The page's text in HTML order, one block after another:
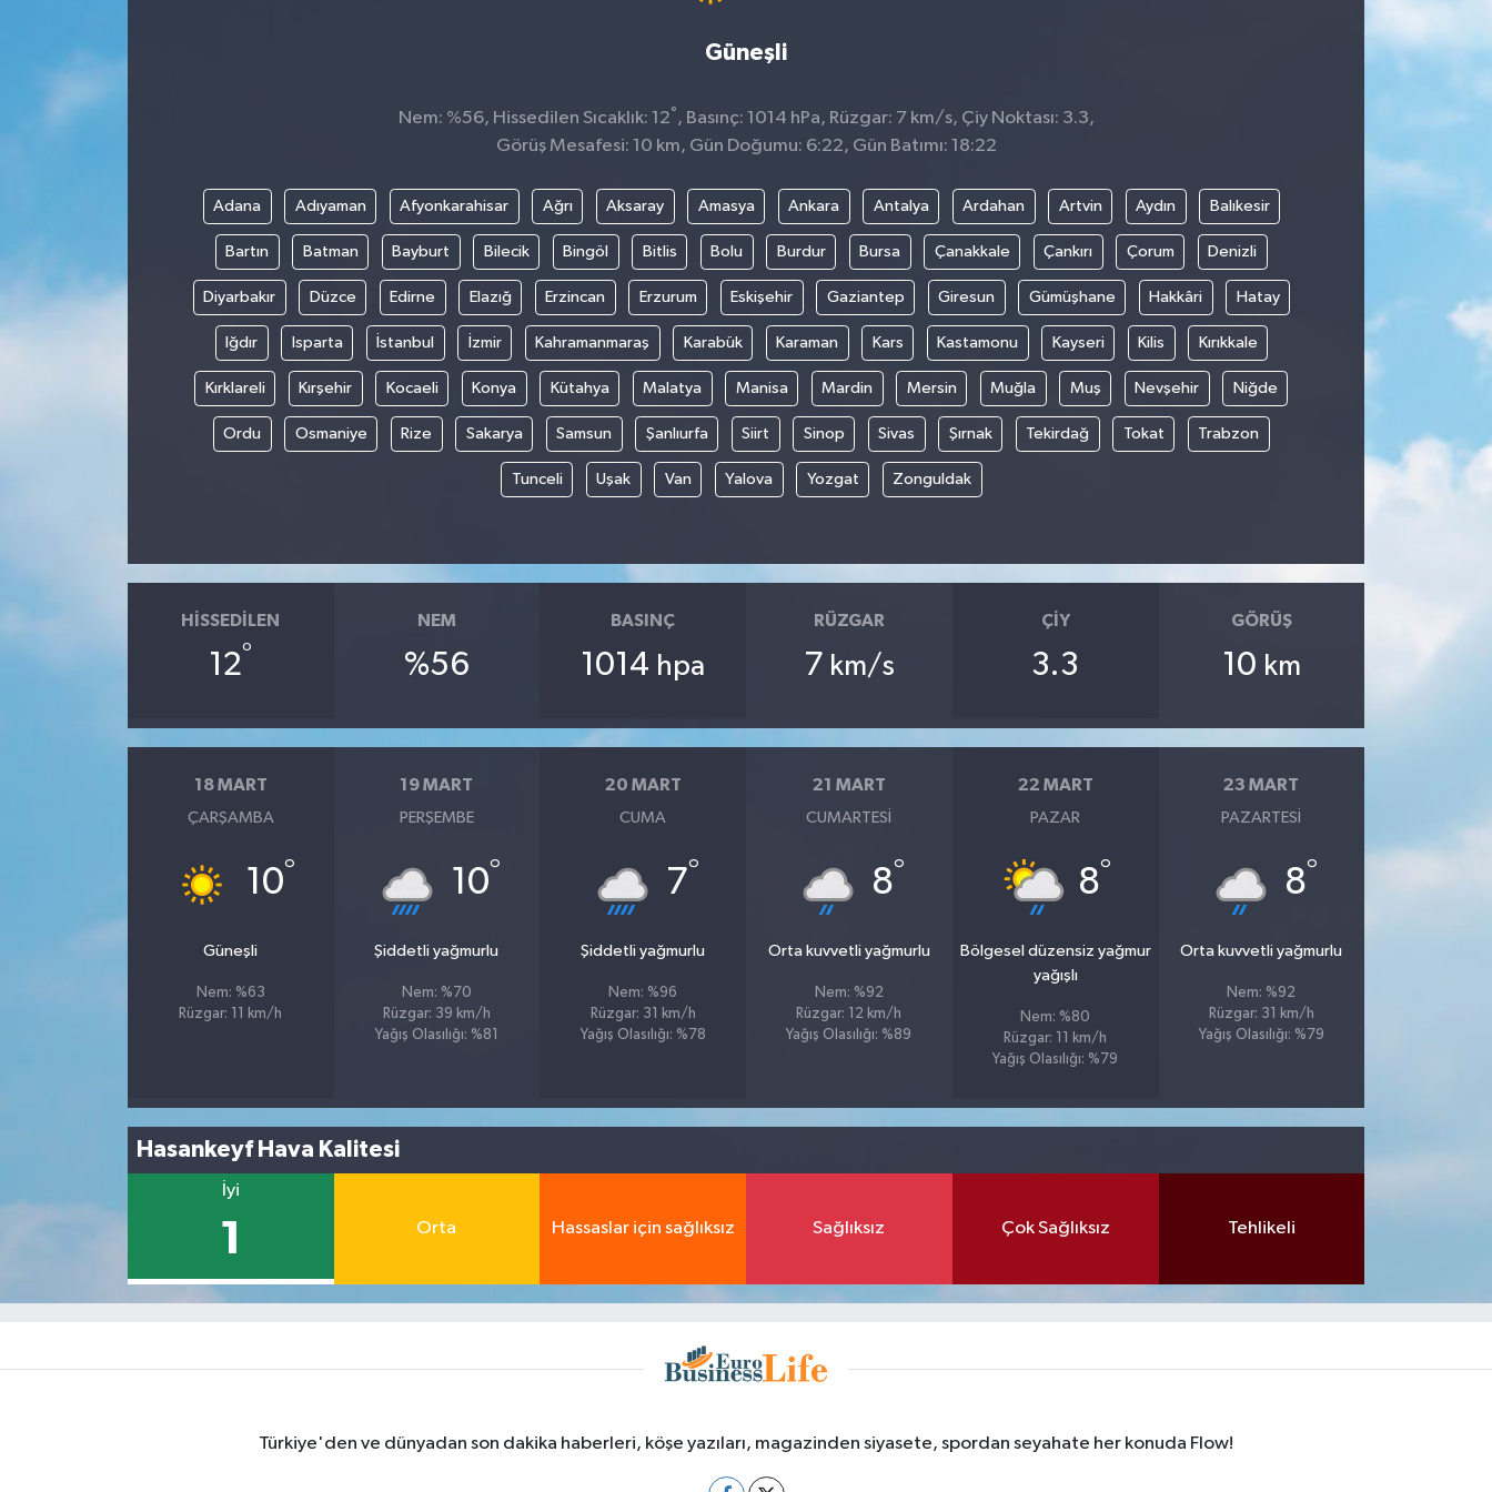
Güneşli
Nem: %56, Hissedilen Sıcaklık: 12° , Basınç: 1014 hPa, Rüzgar: 7 km/s, Çiy Noktası: 3.3,
Görüş Mesafesi: 10 km, Gün Doğumu: 6:22, Gün Batımı: 18:22
Adana Adıyaman Afyonkarahisar Ağrı Aksaray Amasya Ankara Antalya Ardahan Artvin Aydın Balıkesir
Bartın Batman Bayburt Bilecik Bingöl Bitlis Bolu Burdur Bursa Çanakkale Çankırı Çorum Denizli
Diyarbakır Düzce Edirne Elazığ Erzincan Erzurum Eskişehir Gaziantep Giresun Gümüşhane Hakkâri Hatay
Iğdır Isparta İstanbul İzmir Kahramanmaraş Karabük Karaman Kars Kastamonu Kayseri Kilis Kırıkkale
Kırklareli Kırşehir Kocaeli Konya Kütahya Malatya Manisa Mardin Mersin Muğla Muş Nevşehir Niğde
Ordu Osmaniye Rize Sakarya Samsun Şanlıurfa Siirt Sinop Sivas Şırnak Tekirdağ Tokat Trabzon
Tunceli Uşak Van Yalova Yozgat Zonguldak
HISSEDILEN
12°
NEM
%56
BASINÇ
1014 hpa
RÜZGAR
7 km/s
ÇIY
3.3
GÖRÜŞ
10 km
18 MART
ÇARŞAMBA
10°
Güneşli
Nem: %63
Rüzgar: 11 km/h
19 MART
PERŞEMBE
10°
Şiddetli yağmurlu
Nem: %70
Rüzgar: 39 km/h
Yağış Olasılığı: %81
20 MART
CUMA
7°
Şiddetli yağmurlu
Nem: %96
Rüzgar: 31 km/h
Yağış Olasılığı: %78
21 MART
CUMARTESI
8°
Orta kuvvetli yağmurlu
Nem: %92
Rüzgar: 12 km/h
Yağış Olasılığı: %89
22 MART
PAZAR
8°
Bölgesel düzensiz yağmur
yağışlı
Nem: %80
Rüzgar: 11 km/h
Yağış Olasılığı: %79
23 MART
PAZARTESI
8°
Orta kuvvetli yağmurlu
Nem: %92
Rüzgar: 31 km/h
Yağış Olasılığı: %79
Hasankeyf Hava Kalitesi
İyi
1 Orta Hassaslar için sağlıksız Sağlıksız Çok Sağlıksız Tehlikeli
Türkiye'den ve dünyadan son dakika haberleri, köşe yazıları, magazinden siyasete, spordan seyahate her konuda Flow!